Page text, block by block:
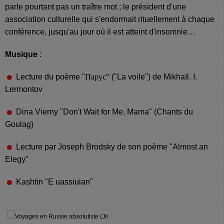
parle pourtant pas un traître mot ; le président d'une
association culturelle qui s'endormait rituellement à chaque
conférence, jusqu'au jour où il est atteint d'insomnie…
Musique :
Lecture du poème "Парус" ("La voile") de Mikhaïl. I.
Lermontov
Dina Vierny "Don't Wait for Me, Mama" (Chants du
Goulag)
Lecture par Joseph Brodsky de son poème "Almost an
Elegy"
Kashtin "E uassiuian"